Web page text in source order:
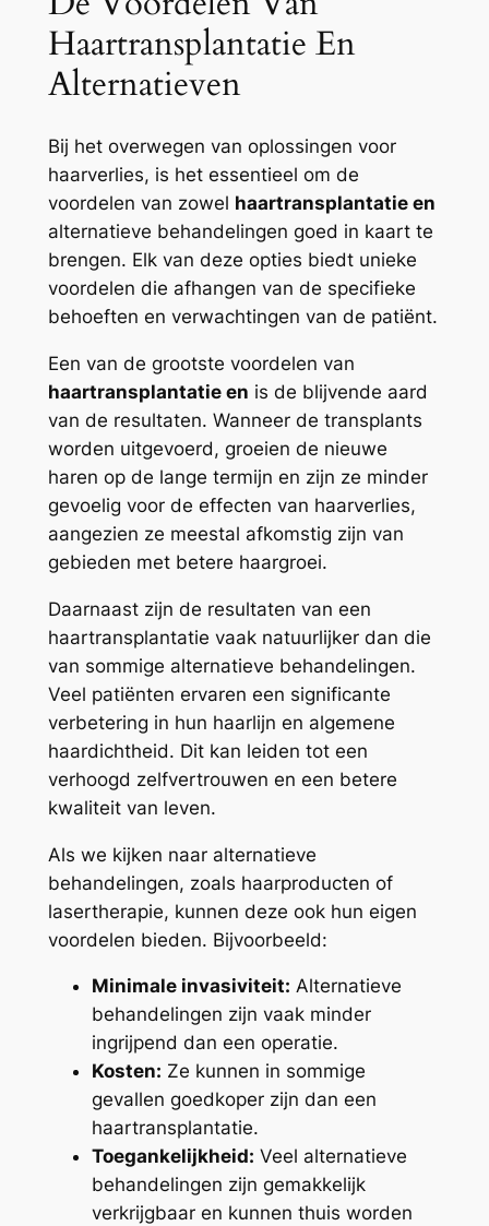
Haartransplantatie En
Alternatieven
Bij het overwegen van oplossingen voor
haarverlies, is het essentieel om de
voordelen van zowel haartransplantatie en
alternatieve behandelingen goed in kaart te
brengen. Elk van deze opties biedt unieke
voordelen die afhangen van de specifieke
behoeften en verwachtingen van de patiënt.
Een van de grootste voordelen van
haartransplantatie en is de blijvende aard
van de resultaten. Wanneer de transplants
worden uitgevoerd, groeien de nieuwe
haren op de lange termijn en zijn ze minder
gevoelig voor de effecten van haarverlies,
aangezien ze meestal afkomstig zijn van
gebieden met betere haargroei.
Daarnaast zijn de resultaten van een
haartransplantatie vaak natuurlijker dan die
van sommige alternatieve behandelingen.
Veel patiënten ervaren een significante
verbetering in hun haarlijn en algemene
haardichtheid. Dit kan leiden tot een
verhoogd zelfvertrouwen en een betere
kwaliteit van leven.
Als we kijken naar alternatieve
behandelingen, zoals haarproducten of
lasertherapie, kunnen deze ook hun eigen
voordelen bieden. Bijvoorbeeld:
Minimale invasiviteit: Alternatieve
behandelingen zijn vaak minder
ingrijpend dan een operatie.
Kosten: Ze kunnen in sommige
gevallen goedkoper zijn dan een
haartransplantatie.
Toegankelijkheid: Veel alternatieve
behandelingen zijn gemakkelijk
verkrijgbaar en kunnen thuis worden